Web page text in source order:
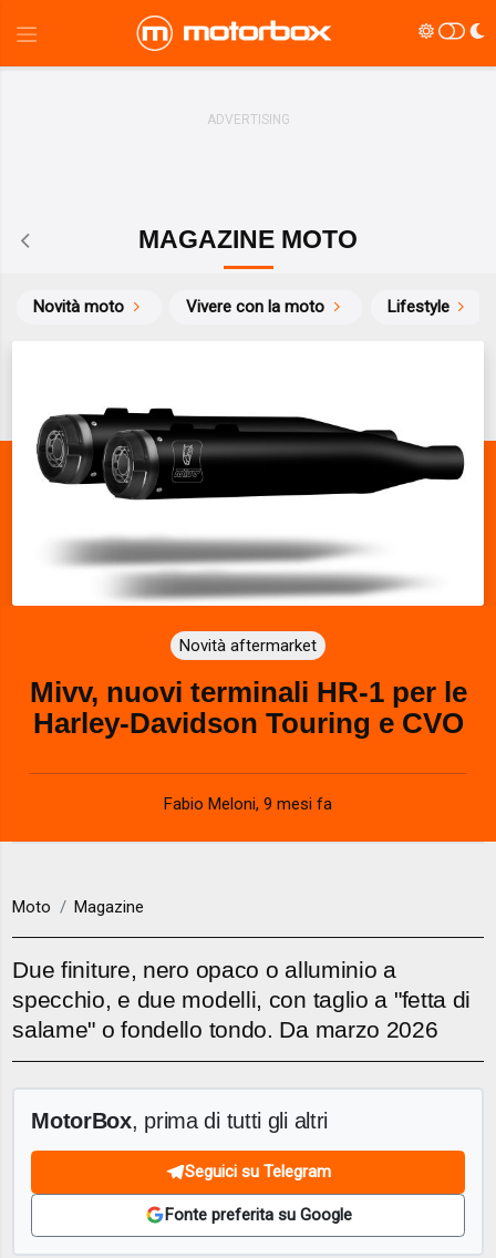
MAGAZINE MOTO
Novità moto Vivere con la moto Lifestyle
Novità aftermarket
Mivv, nuovi terminali HR-1 per le
Harley-Davidson Touring e CVO
Fabio Meloni, 9 mesi fa
Moto Magazine
Due finiture, nero opaco o alluminio a
specchio, e due modelli, con taglio a "fetta di
salame" o fondello tondo. Da marzo 2026
MotorBox, prima di tutti gli altri
Seguici su Telegram
Fonte preferita su Google